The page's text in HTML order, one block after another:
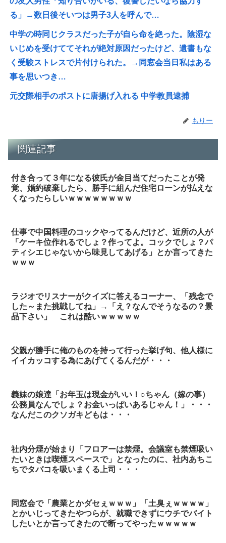
る」→数日後そいつは男子3人を呼んで…
中学の時同じクラスだった子が自ら命を絶った。陰湿な
いじめを受けててそれが絶対原因だったけど、遺書もな
く受験ストレスで片付けられた。→同窓会当日私はある
事を思いつき…
元交際相手のポストに唐揚げ入れる 中学教員逮捕
もりー
関連記事
付き合って３年になる彼氏が金目当てだったことが発
覚、婚約破棄したら、勝手に組んだ住宅ローンが払えな
くなったらしいｗｗｗｗｗｗｗｗ
仕事で中国料理のコックやってるんだけど、近所の人が
「ケーキ位作れるでしょ？作ってよ。コックでしょ？パ
ティシエじゃないから味見してあげる」とか言ってきた
ｗｗｗ
ラジオでリスナーがクイズに答えるコーナー、「残念で
した～また挑戦してね」→「え？なんでそうなるの？景
品下さい」 これは酷いｗｗｗｗｗ
父親が勝手に俺のものを持って行った挙げ句、他人様に
イイカッコする為にあげてくるんだが・・・
義妹の娘達「お年玉は現金がいい！○ちゃん（嫁の事）
公務員なんでしょ？お金いっぱいあるじゃん！」・・・
なんだこのクソガキどもは・・・
社内分煙が始まり「フロアーは禁煙。会議室も禁煙吸い
たいときは喫煙スペースで」となったのに、社内あちこ
ちでタバコを吸いまくる上司・・・
同窓会で「農業とかダセぇｗｗｗ」「土臭ぇｗｗｗｗ」
とかいじってきたやつらが、就職できずにウチでバイト
したいとか言ってきたので断ってやったｗｗｗｗｗ